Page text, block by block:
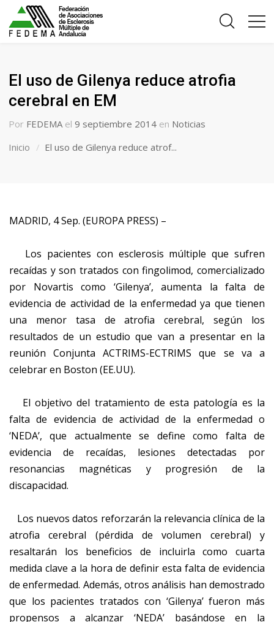
El uso de Gilenya reduce atrofia
cerebral en EM
Por FEDEMA el 9 septiembre 2014 en Noticias
Inicio
El uso de Gilenya reduce atrof...
MADRID, 4 Sep. (EUROPA PRESS) –
Los pacientes con esclerosis múltiple que sufren
recaídas y son tratados con fingolimod, comercializado
por Novartis como ‘Gilenya’, aumenta la falta de
evidencia de actividad de la enfermedad ya que tienen
una menor tasa de atrofia cerebral, según los
resultados de un estudio que van a presentar en la
reunión Conjunta ACTRIMS-ECTRIMS que se va a
celebrar en Boston (EE.UU).
El objetivo del tratamiento de esta patología es la
falta de evidencia de actividad de la enfermedad o
‘NEDA’, que actualmente se define como falta de
evidencia de recaídas, lesiones detectadas por
resonancias magnéticas y progresión de la
discapacidad.
Los nuevos datos reforzarán la relevancia clínica de la
atrofia cerebral (pérdida de volumen cerebral) y
resaltarán los beneficios de incluirla como cuarta
medida clave a la hora de definir esta falta de evidencia
de enfermedad. Además, otros análisis han demostrado
que los pacientes tratados con ‘Gilenya’ fueron más
propensos a alcanzar ‘NEDA’ basándose en la